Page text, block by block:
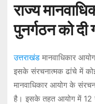
राज्य
पुनर्गठन को दी
उत्तराखंडमानवाधिकार
इसके संरचनात्मक ढांचे में
मानवाधिकार आयोग के
है। इसके तहत आयोग में 12